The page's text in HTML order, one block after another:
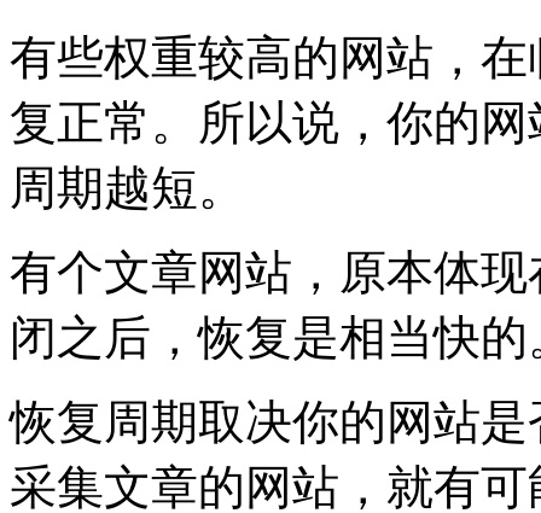
有些权重较高的网站，
复正常。所以说，你的
周期越短。
有个文章网站，原本体
闭之后，恢复是相当快的
恢复周期取决你的网站
采集文章的网站，就有